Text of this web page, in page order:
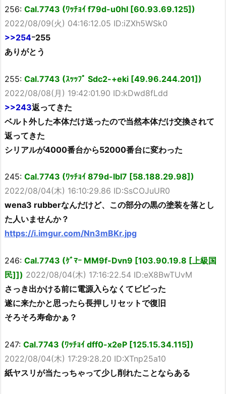
256: Cal.7743 (ﾜｯﾁｮｲ f79d-u0hI [60.93.69.125])
2022/08/09(火) 04:16:12.05 ID:iZXh5WSk0
>>254ｰ255
ありがとう
255: Cal.7743 (ｽｯｯﾌﾟ Sdc2-+eki [49.96.244.201])
2022/08/08(月) 19:42:01.90 ID:kDwd8fLdd
>>243返ってきた
ベルト外した本体だけ送ったので当然本体だけ交換されて
返ってきた
シリアルが4000番台から52000番台に変わった
245: Cal.7743 (ﾜｯﾁｮｲ 879d-lbI7 [58.188.29.98])
2022/08/04(木) 16:10:29.86 ID:SsCOJuUR0
wena3 rubberなんだけど、この部分の黒の塗装を落とし
た人いませんか？
https://i.imgur.com/Nn3mBKr.jpg
246: Cal.7743 (ｹﾞﾏｰ MM9f-Dvn9 [103.90.19.8 [上級国
民]]) 2022/08/04(木) 17:16:22.54 ID:eX8BwTUvM
さっき出かける前に電源入らなくてビビった
遂に来たかと思ったら長押しリセットで復旧
そろそろ寿命かぁ？
247: Cal.7743 (ﾜｯﾁｮｲ dff0-x2eP [125.15.34.115])
2022/08/04(木) 17:29:28.20 ID:XTnp25a10
紙ヤスリが当たっちゃって少し削れたことならある